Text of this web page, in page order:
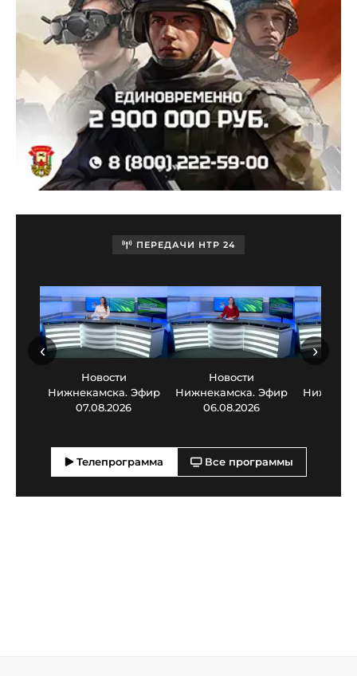
ПЕРЕДАЧИ НТР 24
Новости
Нижнекамска. Эфир
07.08.2026
Новости
Нижнекамска. Эфир
06.08.2026
‹ ›
Телепрограмма Все программы